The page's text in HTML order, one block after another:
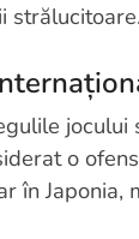
strălucitoare.
jocului
o
în Japonia,